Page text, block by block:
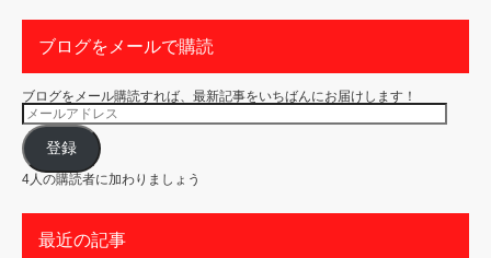
ブログをメールで購読
ブログをメール購読すれば、最新記事をいちばんにお届けします！
メ
ー
ル
ア
ド
レ
ス
登録
4人の購読者に加わりましょう
最近の記事